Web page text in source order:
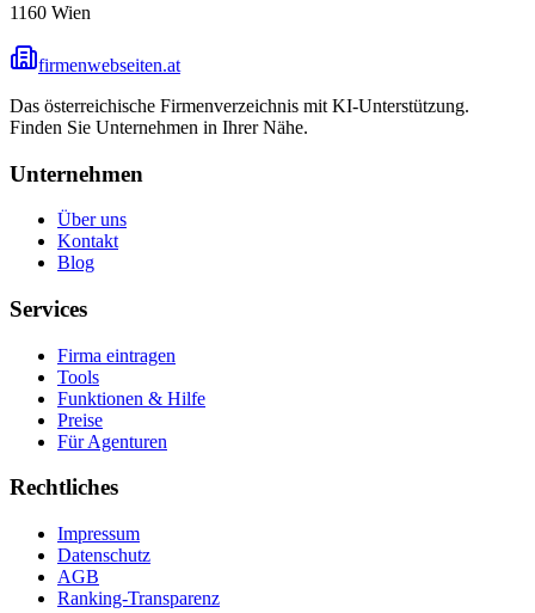
1160 Wien
firmenwebseiten.at
Das österreichische Firmenverzeichnis mit KI-Unterstützung.
Finden Sie Unternehmen in Ihrer Nähe.
Unternehmen
Über uns
Kontakt
Blog
Services
Firma eintragen
Tools
Funktionen & Hilfe
Preise
Für Agenturen
Rechtliches
Impressum
Datenschutz
AGB
Ranking-Transparenz